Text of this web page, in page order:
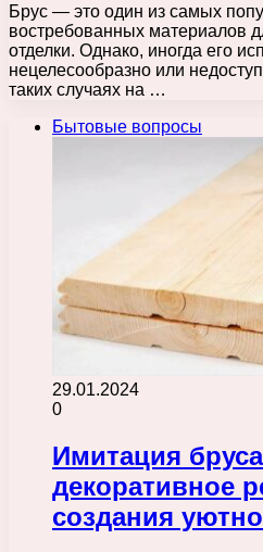
Брус — это один из самых
востребованных материалов
отделки. Однако, иногда его
нецелесообразно или
таких случаях на …
Бытовые вопросы
29.01.2024
0
Имитация
декоративное
создания